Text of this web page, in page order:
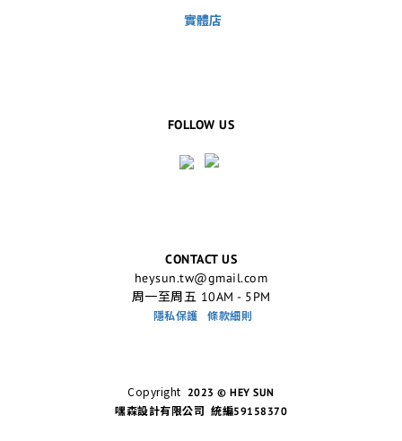
實體店
FOLLOW US
CONTACT US
heysun.tw@gmail.com
周一至周五 10AM - 5PM
隱私保護 條款細則
Copyright 2023 © HEY SUN
嘿森設計有限公司 統編59158370